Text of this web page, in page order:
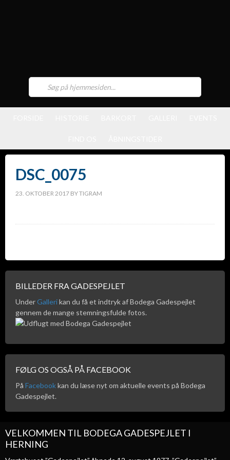
DSC_0075
23. OKTOBER 2017 BYTIGRAM
BILLEDER FRA GADESPEJLET
UnderGallerikan du få et indtryk af Bodega Gadespejlet
gennem de mange stemningsfulde fotos.
FØLG OS OGSÅ PÅ FACEBOOK
På Facebookkan du læse nyt om aktuelle events på Bodega
Gadespejlet.
VELKOMMEN TIL BODEGA GADESPEJLET I
HERNING